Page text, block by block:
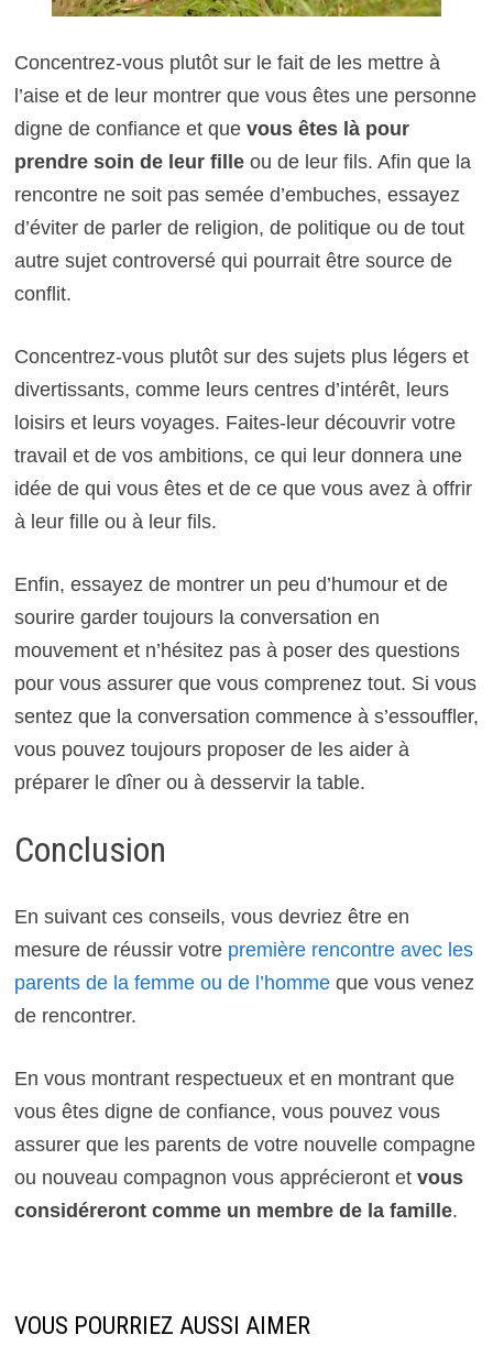
Concentrez-vous plutôt sur le fait de les mettre à
l’aise et de leur montrer que vous êtes une personne
digne de confiance et que vous êtes là pour
prendre soin de leur filleou de leur fils. Afin que la
rencontre ne soit pas semée d’embuches, essayez
d’éviter de parler de religion, de politique ou de tout
autre sujet controversé qui pourrait être source de
conflit.
Concentrez-vous plutôt sur des sujets plus légers et
divertissants, comme leurs centres d’intérêt, leurs
loisirs et leurs voyages. Faites-leur découvrir votre
travail et de vos ambitions, ce qui leur donnera une
idée de qui vous êtes et de ce que vous avez à offrir
à leur fille ou à leur fils.
Enfin, essayez de montrer un peu d’humour et de
sourire garder toujours la conversation en
mouvement et n’hésitez pas à poser des questions
pour vous assurer que vous comprenez tout. Si vous
sentez que la conversation commence à s’essouffler,
vous pouvez toujours proposer de les aider à
préparer le dîner ou à desservir la table.
Conclusion
En suivant ces conseils, vous devriez être en
mesure de réussir votre première rencontre avec les
parents de la femme ou de l’hommeque vous venez
de rencontrer.
En vous montrant respectueux et en montrant que
vous êtes digne de confiance, vous pouvez vous
assurer que les parents de votre nouvelle compagne
ou nouveau compagnon vous apprécieront et vous
considéreront comme un membre de la famille.
VOUS POURRIEZ AUSSI AIMER